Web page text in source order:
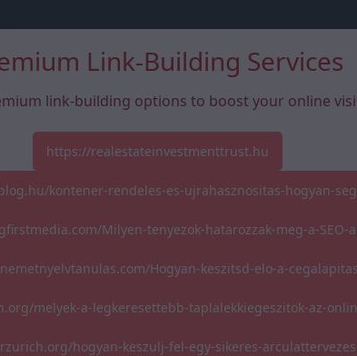
Link-Building Services
link-building options to boost your online
https://realestateinvestmenttrust.hu
kontener-rendeles-es-ujrahasznositas-hogyan-
Milyen-tenyezok-hatarozzak-meg-a-SEO-
Hogyan-keszitsd-elo-a-
melyek-a-legkeresettebb-taplalekkiegeszitok-az-
hogyan-keszulj-fel-egy-sikeres-